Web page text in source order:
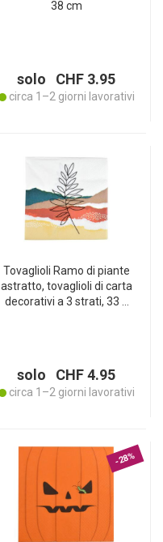
38 cm
solo CHF 3.95
circa 1–2 giorni lavorativi
Tovaglioli Ramo di piante
astratto, tovaglioli di carta
decorativi a 3 strati, 33 x
solo CHF 4.95
circa 1–2 giorni lavorativi
-28%